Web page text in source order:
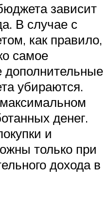
зависит
В случае с
как правило,
самое
убираются.
денег.
и
только при
дохода в